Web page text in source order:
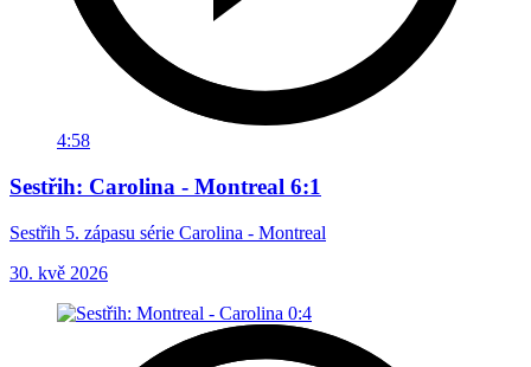
4:58
Sestřih: Carolina - Montreal 6:1
Sestřih 5. zápasu série Carolina - Montreal
30. kvě 2026